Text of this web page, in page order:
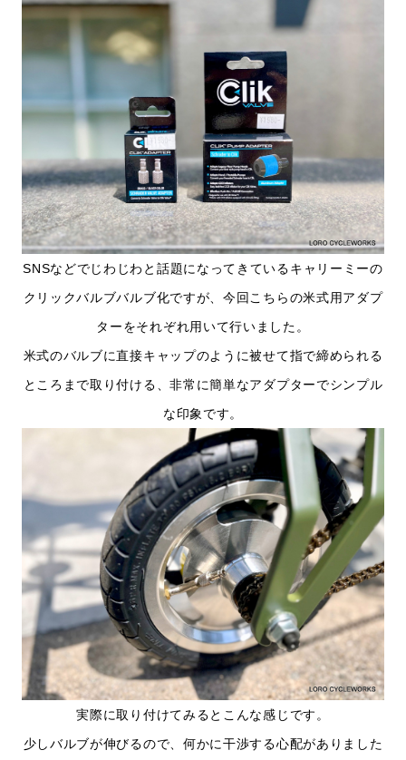
SNSなどでじわじわと話題になってきているキャリーミーの
クリックバルブバルブ化ですが、今回こちらの米式用アダプ
ターをそれぞれ用いて行いました。
米式のバルブに直接キャップのように被せて指で締められる
ところまで取り付ける、非常に簡単なアダプターでシンプル
な印象です。
実際に取り付けてみるとこんな感じです。
少しバルブが伸びるので、何かに干渉する心配がありました